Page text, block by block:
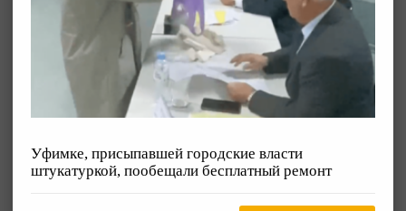
Уфимке, присыпавшей городские власти
штукатуркой, пообещали бесплатный ремонт